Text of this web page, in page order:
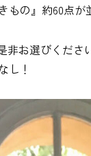
の』約60点が
お選びくださ
し！